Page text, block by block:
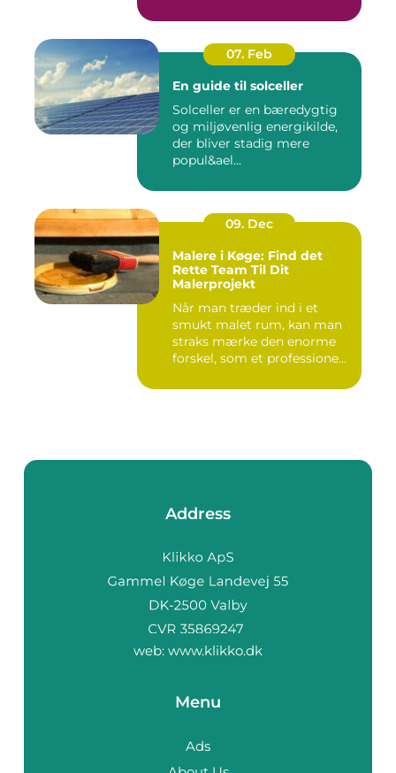
07. Feb
En guide til solceller
Solceller er en bæredygtig
og miljøvenlig energikilde,
der bliver stadig mere
popul&ael...
09. Dec
Malere i Køge: Find det
Rette Team Til Dit
Malerprojekt
Når man træder ind i et
smukt malet rum, kan man
straks mærke den enorme
forskel, som et professione...
Address
web: www.klikko.dk
Menu
Ads